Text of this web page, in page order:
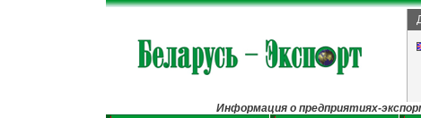
Информация о предприятиях-